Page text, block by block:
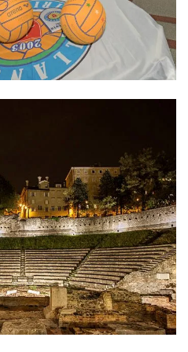
Nessun Commento
CONCERTI SPETTACOLI UDINE